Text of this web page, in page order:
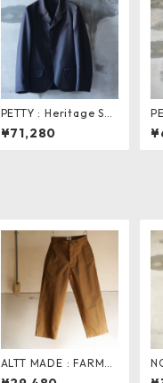
PETTY : Heritage Sac
k Jacket
¥71,280
ALTT MADE : FARME
RS PANTS. brown